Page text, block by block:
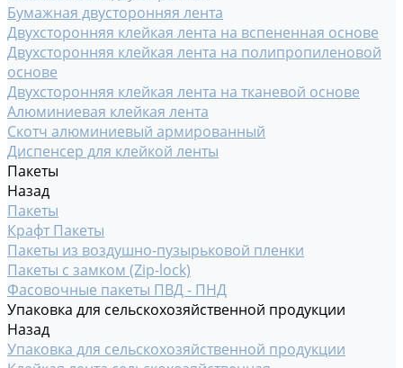
Бумажная двусторонняя лента
Двухсторонняя клейкая лента на вспененная основе
Двухсторонняя клейкая лента на полипропиленовой
основе
Двухсторонняя клейкая лента на тканевой основе
Алюминиевая клейкая лента
Скотч алюминиевый армированный
Диспенсер для клейкой ленты
Пакеты
Назад
Пакеты
Крафт Пакеты
Пакеты из воздушно-пузырьковой пленки
Пакеты с замком (Zip-lock)
Фасовочные пакеты ПВД - ПНД
Упаковка для сельскохозяйственной продукции
Назад
Упаковка для сельскохозяйственной продукции